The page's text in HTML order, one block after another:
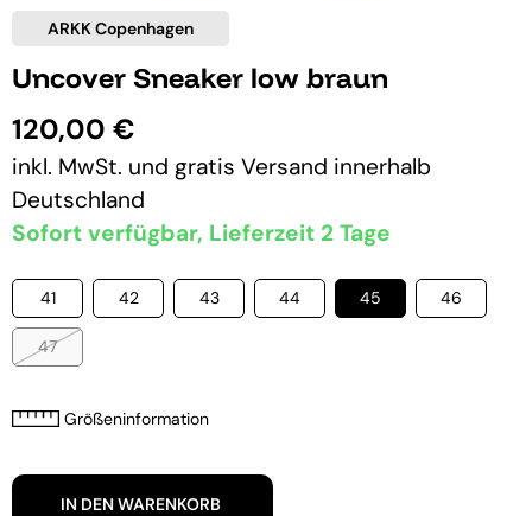
ARKK Copenhagen
Uncover Sneaker low braun
120,00 €
inkl. MwSt. und gratis Versand innerhalb
Deutschland
Sofort verfügbar, Lieferzeit 2 Tage
41 42 43 44 45 46
47
Größeninformation
IN DEN WARENKORB